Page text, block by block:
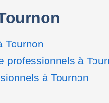
Tournon
professionnels à
à Tournon